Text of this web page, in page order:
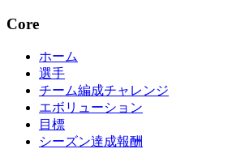
Core
ホーム
選手
チーム編成チャレンジ
エボリューション
目標
シーズン達成報酬